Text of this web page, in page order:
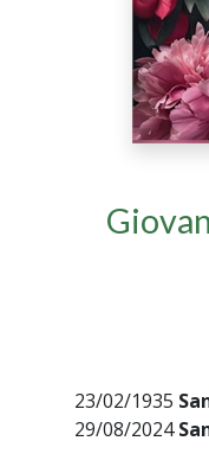
23/02/1935
29/08/2024